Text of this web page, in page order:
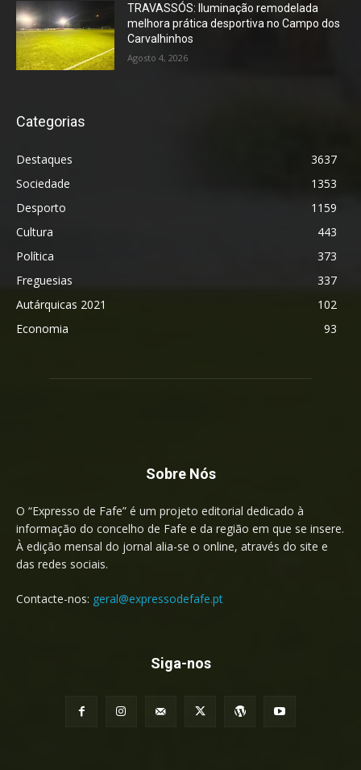
TRAVASSÓS: Iluminação remodelada
melhora prática desportiva no Campo dos
Carvalhinhos
Agosto 4, 2026
Categorias
Destaques
3637
Sociedade
1353
Desporto
1159
Cultura
443
Política
373
Freguesias
337
Autárquicas 2021
102
Economia
93
Sobre Nós
O “Expresso de Fafe” é um projeto editorial dedicado à
informação do concelho de Fafe e da região em que se insere.
À edição mensal do jornal alia-se o online, através do site e
das redes sociais.
Contacte-nos: geral@expressodefafe.pt
Siga-nos